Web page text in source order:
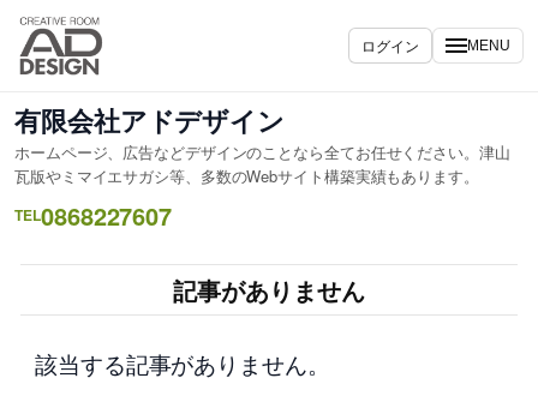
内
を
キ
ッ
プ
ログイン MENU
有限会社アドデザイン
ホームページ、広告などデザインのことなら全てお任せください。津山
瓦版やミマイエサガシ等、多数のWebサイト構築実績もあります。
TEL0868227607
記事がありません
該当する記事がありません。